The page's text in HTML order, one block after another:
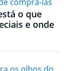
o que
e onde